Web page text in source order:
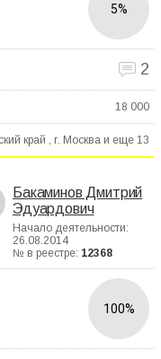
5%
2
18 000
край , г. Москва и еще 13
Бакаминов Дмитрий
Эдуардович
Начало деятельности:
26.08.2014
№ в реестре: 12368
100%